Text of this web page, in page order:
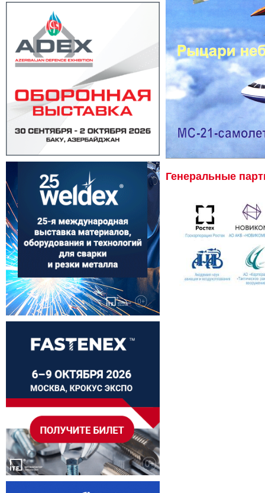
Генеральные